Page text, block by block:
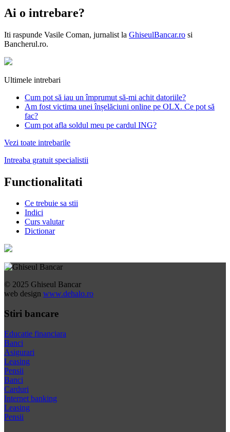
Ai o intrebare?
Iti raspunde Vasile Coman, jurnalist la GhiseulBancar.ro si
Bancherul.ro.
Ultimele intrebari
Cum pot să iau un împrumut să-mi achit datoriile?
Am fost victima unei înșelăciuni online pe OLX. Ce pot să
fac?
Cum pot afla soldul meu pe cardul ING?
Vezi toate intrebarile
Intreaba gratuit specialistii
Functionalitati
Ce trebuie sa stii
Indici
Curs valutar
Dictionar
© 2025 Ghiseul Bancar
web design www.dehalo.ro
Stiri bancare
Educatie financiara
Banci
Asigurari
Leasing
Pensii
Banci
Carduri
Internet banking
Leasing
Pensii